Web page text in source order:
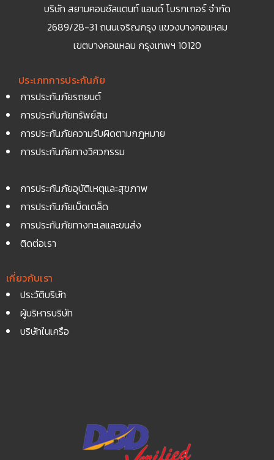
บริษัท สยามคอนซัลแตนท์ แอนด์ โบรกเกอร์ จำกัด
2689/28-31 ถนนเจริญกรุง แขวงบางคอแหลม
เขตบางคอแหลม กรุงเทพฯ 10120
ประเภทการประกันภัย
การประกันภัยรถยนต์
การประกันภัยทรัพย์สิน
การประกันภัยความรับผิดตามกฎหมาย
การประกันภัยทางวิศวกรรม
การประกันภัยอุบัติเหตุและสุขภาพ
การประกันภัยเบ็ดเตล็ด
การประกันภัยทางทะเลและขนส่ง
ติดต่อเรา
เกี่ยวกับเรา
ประวัติบริษัท
ผู้บริหารบริษัท
บริษัทในเครือ